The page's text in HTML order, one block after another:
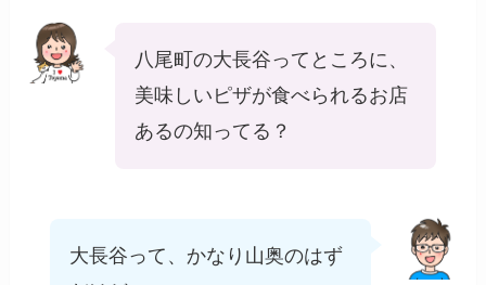
八尾町の大長谷ってところに、
美味しいピザが食べられるお店
あるの知ってる？
大長谷って、かなり山奥のはず